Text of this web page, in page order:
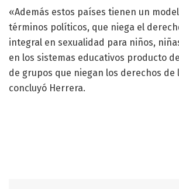
«Además estos países tienen un
términos políticos, que niega el
integral en sexualidad para niños,
en los sistemas educativos producto
de grupos que niegan los derechos de
concluyó Herrera.